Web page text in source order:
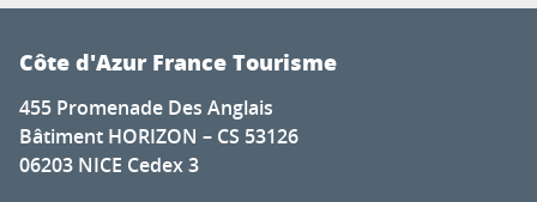
Côte d'Azur France Tourisme
455 Promenade Des Anglais
Bâtiment HORIZON – CS 53126
06203 NICE Cedex 3